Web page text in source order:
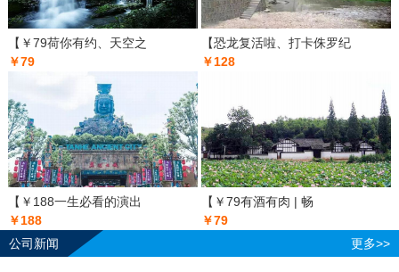
【￥79荷你有约、天空之
￥79
【恐龙复活啦、打卡侏罗纪
￥128
【￥188一生必看的演出
￥188
【￥79有酒有肉 | 畅
￥79
公司新闻
更多>>